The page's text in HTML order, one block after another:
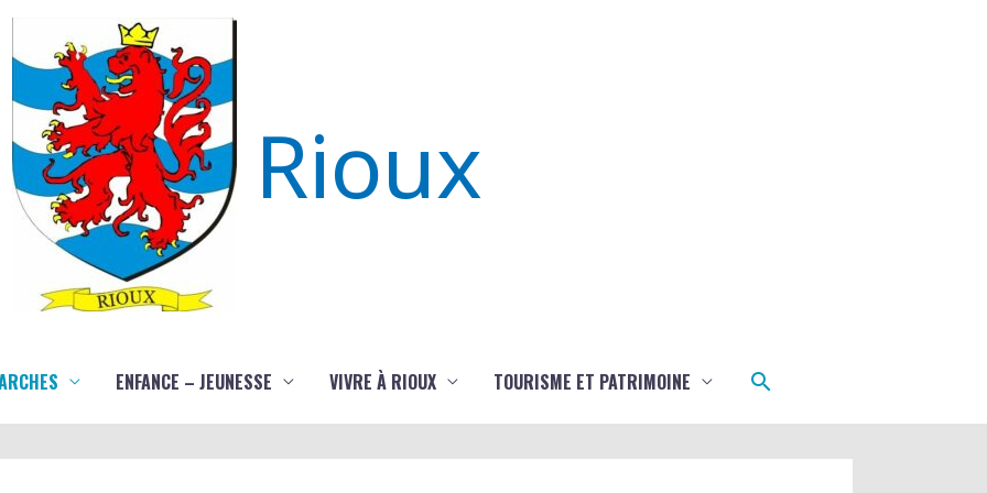
Rioux
ENFANCE – JEUNESSE VIVRE À RIOUX TOURISME ET PATRIMOINE Rechercher